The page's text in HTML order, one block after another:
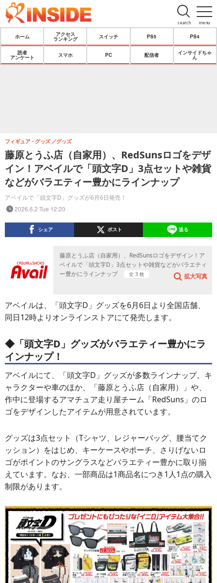
menu
search
ホーム
アクセス
ランキング
スイッチ PS5 PS4
読者
アンケート
スマホ PC 配信者
インサイドちゃ
ん
藤原とうふ店（自家用）、RedSunsロゴをデザ
イン！アベイルで「頭文字D」3点セットや雑貨
などがバラエティー豊かにラインナップ
アベイルで「頭文字D」グッズが6月6日発売！
フィギュア・グッズ グッズ
2026.6.2 Tue 12:20
シェア ポスト 送る
藤原とうふ店（自家用）、RedSunsロゴをデザイン！ア
ベイルで「頭文字D」3点セットや雑貨などがバラエティ
ー豊かにラインナップ
全 3 枚 拡大写真
アベイルは、「頭文字D」グッズを6月6日より全国店舗、
同日12時よりオンラインストアにて発売します。
◆「頭文字D」グッズがバラエティー豊かにラ
インナップ！
アベイルにて、「頭文字D」グッズが多数ラインナップ。キ
ャラクターや車のほか、「藤原とうふ店（自家用）」や、
作中に登場するアマチュア走り屋チーム「RedSuns」のロ
ゴをデザインしたアイテムが用意されています。
グッズは3点セット（Tシャツ、レジャーバッグ、腰当てク
ッション）をはじめ、キーケースやポーチ、さりげないロ
ゴがポイントのサングラスなどバラエティー豊かに取り揃
えています。なお、一部商品は1商品名につき1人1点の購入
制限があります。